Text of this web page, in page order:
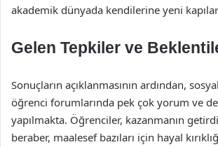
akademik dünyada kendilerine yeni
Gelen Tepkiler ve
Sonuçların açıklanmasının ardından,
öğrenci forumlarında pek çok yorum ve
yapılmakta. Öğrenciler, kazanmanın
beraber, maalesef bazıları için hayal